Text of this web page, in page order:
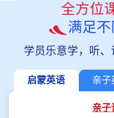
全方位
满足
学员乐意学，听
启蒙英语 亲子
亲子